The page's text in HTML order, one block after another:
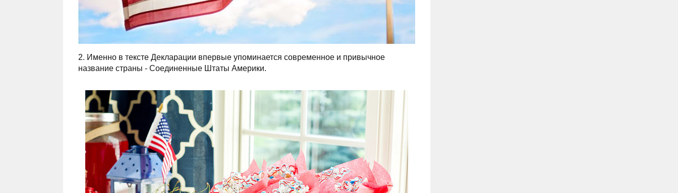
2. Именно в тексте Декларации впервые упоминается современное и привычное
название страны - Соединенные Штаты Америки.